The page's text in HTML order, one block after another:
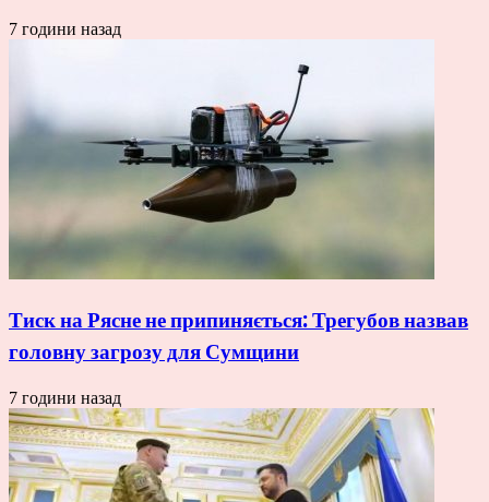
7 години назад
Тиск на Рясне не припиняється: Трегубов назвав
головну загрозу для Сумщини
7 години назад